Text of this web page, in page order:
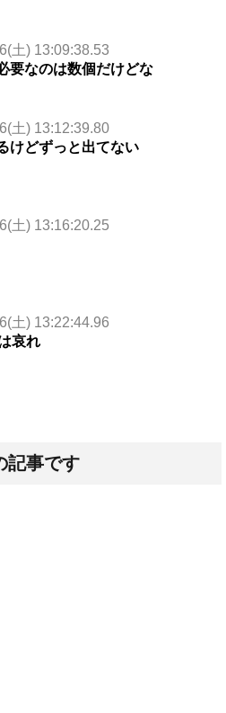
土) 13:09:38.53
要なのは数個だけどな
土) 13:12:39.80
けどずっと出てない
土) 13:16:20.25
土) 13:22:44.96
哀れ
記事です